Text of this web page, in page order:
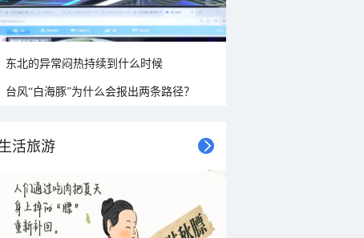
东北的异常闷热持续到什么时候
台风“白海豚”为什么会报出两条路径？
活旅游